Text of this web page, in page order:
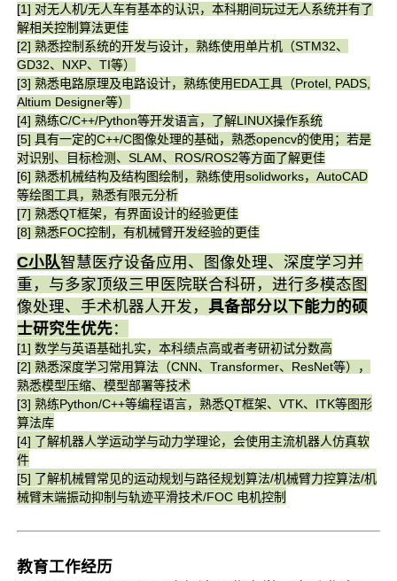
[1] 对无人机/无人车有基本的认识，本科期间玩过无人系统并有了
解相关控制算法更佳
[2] 熟悉控制系统的开发与设计，熟练使用单片机（STM32、
GD32、NXP、TI等）
[3] 熟悉电路原理及电路设计，熟练使用EDA工具（Protel, PADS,
Altium Designer等）
[4] 熟练C/C++/Python等开发语言，了解LINUX操作系统
[5] 具有一定的C++/C图像处理的基础，熟悉opencv的使用；若是
对识别、目标检测、SLAM、ROS/ROS2等方面了解更佳
[6] 熟悉机械结构及结构图绘制，熟练使用solidworks，AutoCAD
等绘图工具，熟悉有限元分析
[7] 熟悉QT框架，有界面设计的经验更佳
[8] 熟悉FOC控制，有机械臂开发经验的更佳
C小队智慧医疗设备应用、图像处理、深度学习并
重，与多家顶级三甲医院联合科研，进行多模态图
像处理、手术机器人开发 ， 具备部分以下能力的硕
士研究生优先：
[1]数学与英语基础扎实，本科绩点高或者考研初试分数高
[2] 熟悉深度学习常用算法（CNN、Transformer、ResNet等），
熟悉模型压缩、模型部署等技术
[3]熟练Python/C++等编程语言，熟悉QT框架、VTK、ITK等图形
算法库
[4] 了解机器人学运动学与动力学理论，会使用主流机器人仿真软
件
[5] 了解机械臂常见的运动规划与路径规划算法/机械臂力控算法/机
械臂末端振动抑制与轨迹平滑技术/FOC 电机控制
教育工作经历